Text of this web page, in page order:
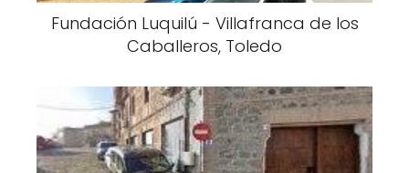
Fundación Luquilú - Villafranca de los
Caballeros, Toledo